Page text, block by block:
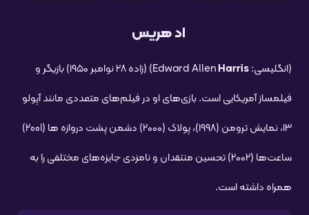
اد هریس
(انگلیسی: Edward AllenHarris
) (زاده ۲۸ نوامبر ۱۹۵۰) بازیگر و
فیلمساز آمریکایی است. بازی‌های او در فیلم‌های متعددی مانند آپولو
۱۳، نمایش ترومن (۱۹۹۸)، پولاک (۲۰۰۰) دشمن پشت دروازه ها (2001)
ساعت‌ها (۲۰۰۲) تحسین منتقدان و نامزدی جایزه‌های مختلفی را به
همراه داشته است.